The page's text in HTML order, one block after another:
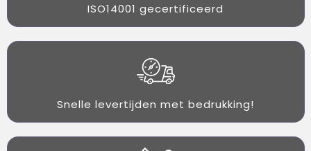
ISO14001 gecertificeerd
Snelle levertijden met bedrukking!